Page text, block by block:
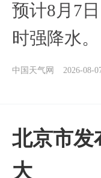
预计8月7
时强降水。
中国天气网 2026-08-
北京市发
大